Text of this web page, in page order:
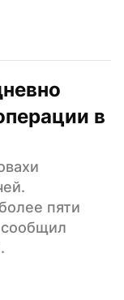
в
пяти
сообщил